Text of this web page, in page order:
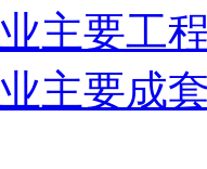
主要工
主要成